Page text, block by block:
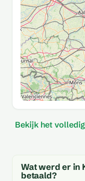
Bekijk het
Wat werd er in
betaald?